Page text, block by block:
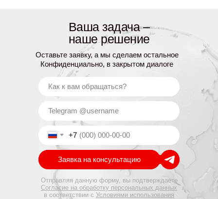
+7
Заявка на консультацию
Отправляя данную форму, вы подтверждаете
Согласие на обработку персональных данных
в соответствии с Условиями использования
Оставьте заявку, а мы сделаем остальное
Конфиденциально, в закрытом диалоге
Ваша задача –
наше решение